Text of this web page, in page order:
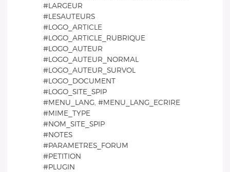
#LARGEUR
#LESAUTEURS
#LOGO_ARTICLE
#LOGO_ARTICLE_RUBRIQUE
#LOGO_AUTEUR
#LOGO_AUTEUR_NORMAL
#LOGO_AUTEUR_SURVOL
#LOGO_DOCUMENT
#LOGO_SITE_SPIP
#MENU_LANG, #MENU_LANG_ECRIRE
#MIME_TYPE
#NOM_SITE_SPIP
#NOTES
#PARAMETRES_FORUM
#PETITION
#PLUGIN